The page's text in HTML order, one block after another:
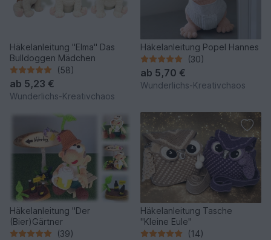
Häkelanleitung "Elma" Das
Bulldoggen Mädchen
(58)
ab 5,23 €
Wunderlichs-Kreativchaos
Häkelanleitung Popel Hannes
(30)
ab 5,70 €
Wunderlichs-Kreativchaos
Häkelanleitung "Der
(Bier)Gärtner
(39)
Häkelanleitung Tasche
"Kleine Eule"
(14)